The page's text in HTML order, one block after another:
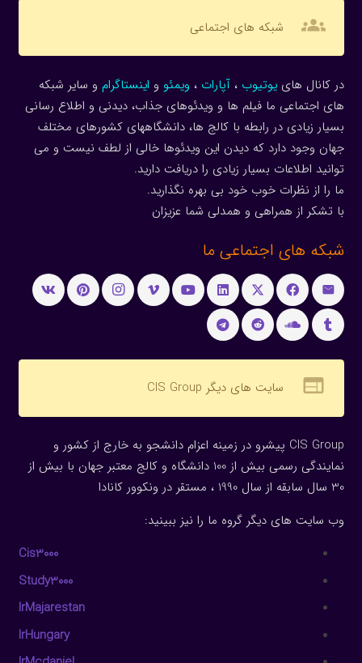
groups شبکه های اجتماعی
در کانال هاییوتیوب ، آپارات ، ویمئو و اینستاگرام و سایر شبکه
های اجتماعی ما فیلم ها و ویدئوهای جذاب، دیدنی و اطلاع رسانی
بسیار زیادی در رابطه با کالج ها، دانشگاههای کشورهای مختلف
جهان وجود دارد که دیدن این ویدئوها خالی از لطف نیست و می
توانید اطلاعات بسیار زیادی را دریافت دارید.
ما را از نظرات خوب خود بی بهره نگذارید.
با تشکر از همراهی و همدلی شما عزیزان
شبکه های اجتماعی ما
web سایت های دیگر CIS Group
CIS Group پیشرو در زمینه اعزام دانشجو به خارج از کشور و
نمایندگی رسمی بیش از 100 دانشگاه و کالج معتبر جهان با بیش از
30 سال سابقه از سال 1990 ، مستقر در ونکوور کانادا
وب سایت های دیگر گروه ما را نیز ببینید:
Cis3000
Study3000
IrMajarestan
IrHungary